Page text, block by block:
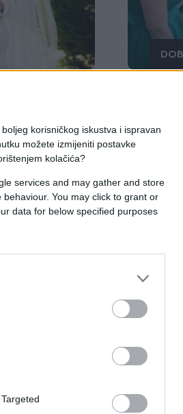
korisničkog iskustva i ispravan
možete izmijeniti postavke
kolačića?
services and may gather and store
You may click to grant or
data for below specified purposes
30.05.17.
Mladić
Saznaj više